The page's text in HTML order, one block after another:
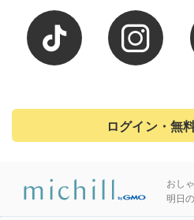
ログイン・無
おし
明日